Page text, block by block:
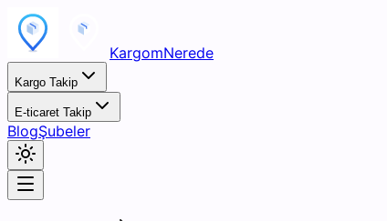
KargomNerede
Kargo Takip
E-ticaret Takip
BlogŞubeler